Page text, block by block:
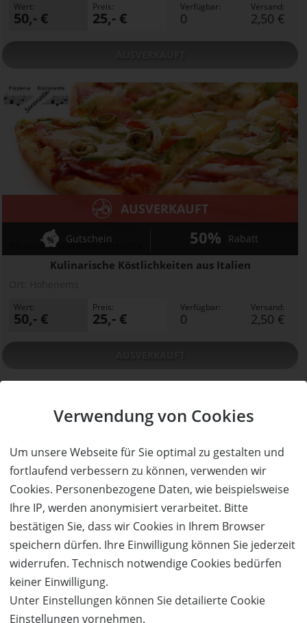
Verwendung von Cookies
Um unsere Webseite für Sie optimal zu gestalten und
fortlaufend verbessern zu können, verwenden wir
Cookies. Personenbezogene Daten, wie beispielsweise
Ihre IP, werden anonymisiert verarbeitet. Bitte
bestätigen Sie, dass wir Cookies in Ihrem Browser
speichern dürfen. Ihre Einwilligung können Sie jederzeit
widerrufen. Technisch notwendige Cookies bedürfen
keiner Einwilligung.
Unter Einstellungen können Sie detailierte Cookie
Einstellungen vornehmen.
Wert:
50,- €
Preis:
25,- €
Verfügbar:
0
Versand:
2,50 €
Pizzeria Ristorante Serenata
Kulinarische Köstlichkeiten aus Italien
AUSVERKAUFT
Gutschein 50% Rabatt
Wert:
50,- €
Preis:
25,- €
Verfügbar:
0
Versand:
2,50 €
Pizzeria Ristorante Serenata
Kulinarische Köstlichkeiten aus Italien
AUSVERKAUFT
Gutschein 50% Rabatt
Ort:Hohenems
Wert: Preis: Verfügbar: Versand: